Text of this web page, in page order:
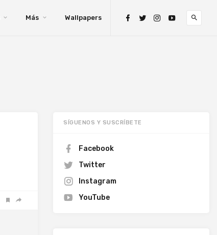
Más Wallpapers
SÍGUENOS Y SUSCRÍBETE
Facebook
Twitter
Instagram
YouTube